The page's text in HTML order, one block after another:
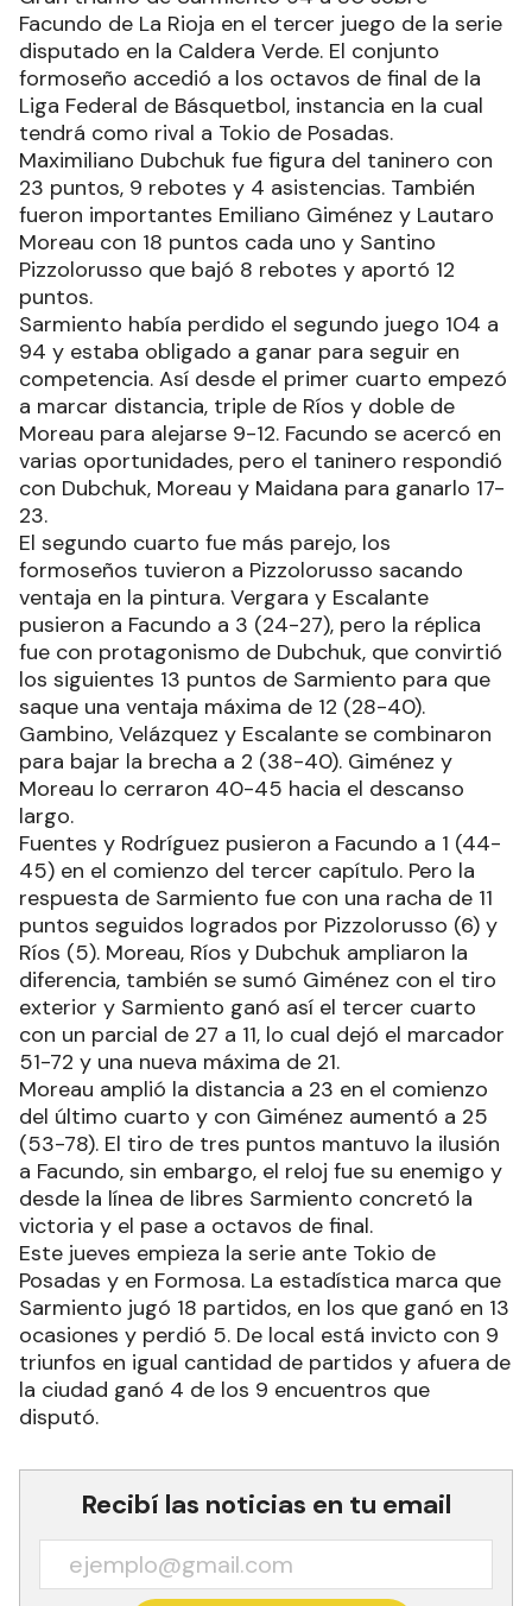
Facundo de La Rioja en el tercer juego de la serie
disputado en la Caldera Verde. El conjunto
formoseño accedió a los octavos de final de la
Liga Federal de Básquetbol, instancia en la cual
tendrá como rival a Tokio de Posadas.
Maximiliano Dubchuk fue figura del taninero con
23 puntos, 9 rebotes y 4 asistencias. También
fueron importantes Emiliano Giménez y Lautaro
Moreau con 18 puntos cada uno y Santino
Pizzolorusso que bajó 8 rebotes y aportó 12
puntos.
Sarmiento había perdido el segundo juego 104 a
94 y estaba obligado a ganar para seguir en
competencia. Así desde el primer cuarto empezó
a marcar distancia, triple de Ríos y doble de
Moreau para alejarse 9-12. Facundo se acercó en
varias oportunidades, pero el taninero respondió
con Dubchuk, Moreau y Maidana para ganarlo 17-
23.
El segundo cuarto fue más parejo, los
formoseños tuvieron a Pizzolorusso sacando
ventaja en la pintura. Vergara y Escalante
pusieron a Facundo a 3 (24-27), pero la réplica
fue con protagonismo de Dubchuk, que convirtió
los siguientes 13 puntos de Sarmiento para que
saque una ventaja máxima de 12 (28-40).
Gambino, Velázquez y Escalante se combinaron
para bajar la brecha a 2 (38-40). Giménez y
Moreau lo cerraron 40-45 hacia el descanso
largo.
Fuentes y Rodríguez pusieron a Facundo a 1 (44-
45) en el comienzo del tercer capítulo. Pero la
respuesta de Sarmiento fue con una racha de 11
puntos seguidos logrados por Pizzolorusso (6) y
Ríos (5). Moreau, Ríos y Dubchuk ampliaron la
diferencia, también se sumó Giménez con el tiro
exterior y Sarmiento ganó así el tercer cuarto
con un parcial de 27 a 11, lo cual dejó el marcador
51-72 y una nueva máxima de 21.
Moreau amplió la distancia a 23 en el comienzo
del último cuarto y con Giménez aumentó a 25
(53-78). El tiro de tres puntos mantuvo la ilusión
a Facundo, sin embargo, el reloj fue su enemigo y
desde la línea de libres Sarmiento concretó la
victoria y el pase a octavos de final.
Este jueves empieza la serie ante Tokio de
Posadas y en Formosa. La estadística marca que
Sarmiento jugó 18 partidos, en los que ganó en 13
ocasiones y perdió 5. De local está invicto con 9
triunfos en igual cantidad de partidos y afuera de
la ciudad ganó 4 de los 9 encuentros que
disputó.
Recibí las noticias en tu email